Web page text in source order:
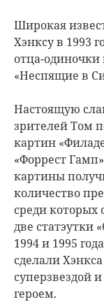
Широкая
Хэнксу в 1993
отца-
«Неспящие в
Настоящую
зрителей Том
картин
«Форрест
картины
количество
среди которых
две статэутки
1994 и 1995
сделали
суперзвездой
героем.